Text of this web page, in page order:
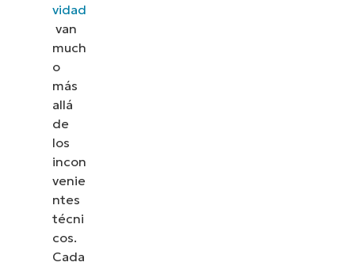
vidad
van
much
o
más
allá
de
los
incon
venie
ntes
técni
cos.
Cada